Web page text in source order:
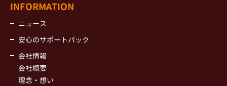
INFORMATION
ニュース
安心のサポートパック
会社情報
会社概要
理念・想い